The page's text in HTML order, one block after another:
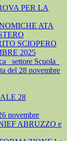
PER LA
ATA
SCIOPERO
2025
settore Scuola_
del 28 novembre
28
novembre
ABRUZZO e